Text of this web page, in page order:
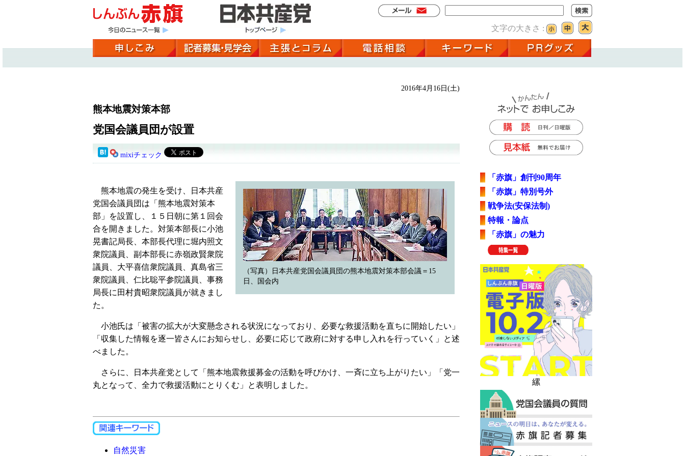
文字の大きさ :
2016年4月16日(土)
熊本地震対策本部
党国会議員団が設置
mixiチェック
（写真）日本共産党国会議員団の熊本地震対策本部会議＝15
日、国会内
熊本地震の発生を受け、日本共産
党国会議員団は「熊本地震対策本
部」を設置し、１５日朝に第１回会
合を開きました。対策本部長に小池
晃書記局長、本部長代理に堀内照文
衆院議員、副本部長に赤嶺政賢衆院
議員、大平喜信衆院議員、真島省三
衆院議員、仁比聡平参院議員、事務
局長に田村貴昭衆院議員が就きまし
た。
小池氏は「被害の拡大が大変懸念される状況になっており、必要な救援活動を直ちに開始したい」
「収集した情報を逐一皆さんにお知らせし、必要に応じて政府に対する申し入れを行っていく」と述
べました。
さらに、日本共産党として「熊本地震救援募金の活動を呼びかけ、一斉に立ち上がりたい」「党一
丸となって、全力で救援活動にとりくむ」と表明しました。
自然災害
「赤旗」創刊90周年
「赤旗」特別号外
戦争法(安保法制)
特報・論点
「赤旗」の魅力
縲